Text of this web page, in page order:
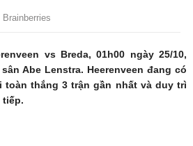
vs Breda, 01h00 ngày 25/10,
Abe Lenstra. Heerenveen đang có
thắng 3 trận gần nhất và duy trì
tiếp.